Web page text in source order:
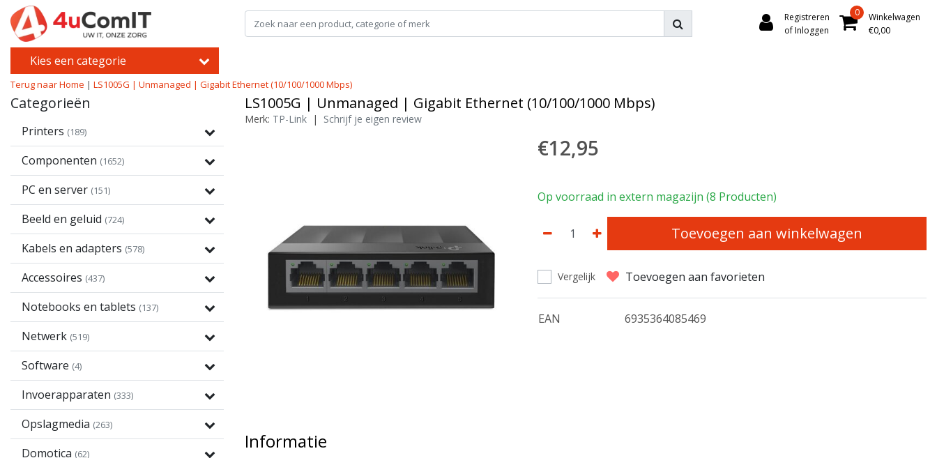
Registreren
of Inloggen
0
Winkelwagen
€0,00
Kies een categorie
Terug naar Home | LS1005G | Unmanaged | Gigabit Ethernet (10/100/1000 Mbps)
Categorieën
Printers (189)
Componenten (1652)
PC en server (151)
Beeld en geluid (724)
Kabels en adapters (578)
Accessoires (437)
Notebooks en tablets (137)
Netwerk (519)
Software (4)
Invoerapparaten (333)
Opslagmedia (263)
Domotica (62)
LS1005G | Unmanaged | Gigabit Ethernet (10/100/1000 Mbps)
Merk: TP-Link | Schrijf je eigen review
€12,95
Op voorraad in extern magazijn (8 Producten)
Toevoegen aan winkelwagen
Vergelijk Toevoegen aan favorieten
EAN 6935364085469
Informatie